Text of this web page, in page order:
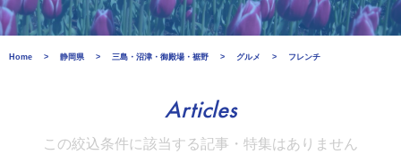
Home 静岡県 三島・沼津・御殿場・裾野 グルメ フレンチ
Articles
この絞込条件に該当する記事・特集はありません